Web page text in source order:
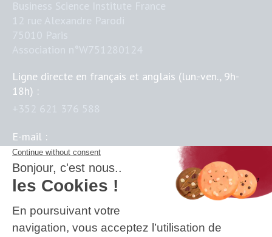
Ligne directe en français et anglais (lun.-ven., 9h-
18h) :
E-mail :
contact@business-science-institute.com